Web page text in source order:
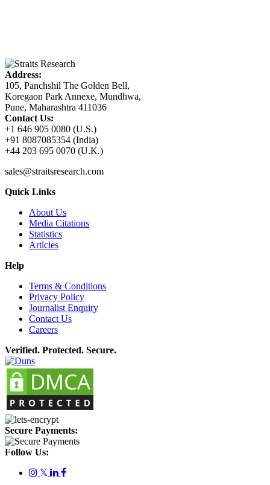
Address:
105, Panchshil The Golden Bell,
Koregaon Park Annexe, Mundhwa,
Pune, Maharashtra 411036
Contact Us:
+1 646 905 0080 (U.S.)
+91 8087085354 (India)
+44 203 695 0070 (U.K.)
sales@straitsresearch.com
Quick Links
About Us
Media Citations
Statistics
Articles
Help
Terms & Conditions
Privacy Policy
Journalist Enquiry
Contact Us
Careers
Verified. Protected. Secure.
Secure Payments:
Follow Us:
𝕏